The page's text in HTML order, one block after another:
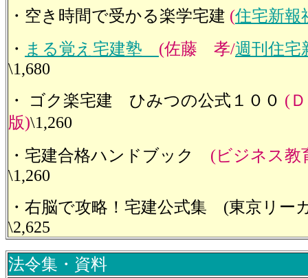
・空き時間で受かる楽学宅建 (住宅新報
・ まる覚え宅建塾 (佐藤 孝/週刊住宅
\1,680
・ ゴク楽宅建 ひみつの公式１００ (
版)\1,260
・宅建合格ハンドブック
(ビジネス教
\1,260
・右脳で攻略！宅建公式集 (東京リー
\2,625
法令集・資料